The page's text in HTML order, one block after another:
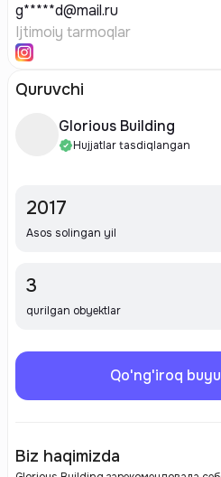
g*****d@mail.ru
Ijtimoiy tarmoqlar
Quruvchi
Glorious Building
Hujjatlar tasdiqlangan
2017
Asos solingan yil
3
qurilgan obyektlar
Qo'ng'iroq
Biz haqimizda